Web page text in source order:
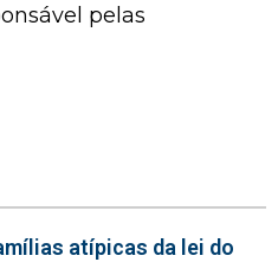
pelas
atípicas da lei do